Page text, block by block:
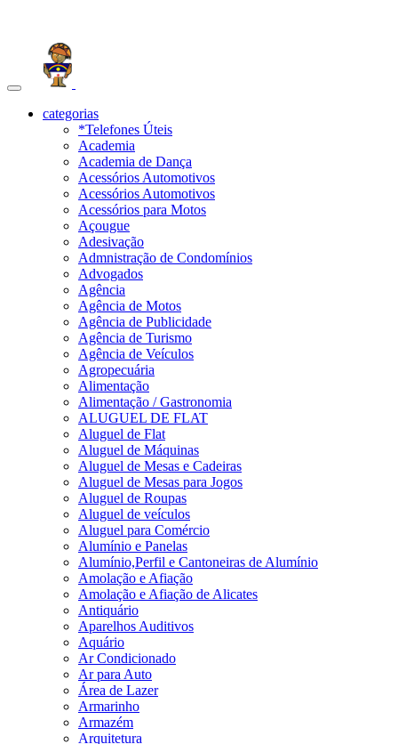
Toggle
navigationcategorias
*Telefones Úteis
Academia
Academia de Dança
Acessórios Automotivos
Acessórios Automotivos
Acessórios para Motos
Açougue
Adesivação
Admnistração de Condomínios
Advogados
Agência
Agência de Motos
Agência de Publicidade
Agência de Turismo
Agência de Veículos
Agropecuária
Alimentação
Alimentação / Gastronomia
ALUGUEL DE FLAT
Aluguel de Flat
Aluguel de Máquinas
Aluguel de Mesas e Cadeiras
Aluguel de Mesas para Jogos
Aluguel de Roupas
Aluguel de veículos
Aluguel para Comércio
Alumínio e Panelas
Alumínio,Perfil e Cantoneiras de Alumínio
Amolação e Afiação
Amolação e Afiação de Alicates
Antiquário
Aparelhos Auditivos
Aquário
Ar Condicionado
Ar para Auto
Área de Lazer
Armarinho
Armazém
Arquitetura